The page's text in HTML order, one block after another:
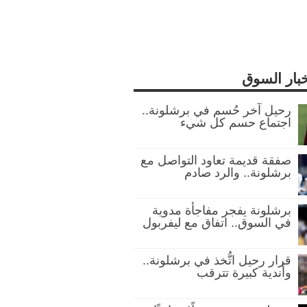
السوق
رحيل آخر حُسم في برشلونة..
اجتماع حسم كل شيء
صفقة قديمة تعاود التواصل مع
برشلونة.. والرد صادم
برشلونة يفجر مفاجأة مدوية
في السوق.. اتفاق مع ليفربول
قرار رحيل اتُّخذ في برشلونة..
وأندية كبيرة تترقب